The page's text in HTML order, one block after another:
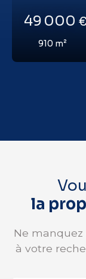
49 000 €
910 m²
la
Ne
à votre